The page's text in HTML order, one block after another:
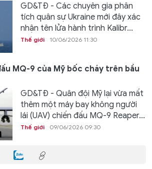
GD&TĐ - Các chuyên gia phân
tích quân sự Ukraine mới đây xác
nhận tên lửa hành trình Kalibr...
Thế giới 10/06/2026 11:30
MQ-9 của Mỹ bốc cháy trên bầu
GD&TĐ - Quân đội Mỹ lại vừa mất
thêm một máy bay không người
lái (UAV) chiến đấu MQ-9 Reaper...
Thế giới 09/06/2026 09:30